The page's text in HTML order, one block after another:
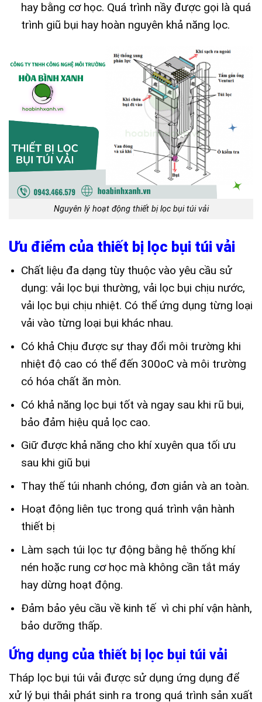
hay bằng cơ học. Quá trình nầy được gọi là quá
trình giũ bụi hay hoàn nguyên khả năng lọc.
Nguyên lý hoạt động thiết bị lọc bụi túi vải
Ưu điểm của thiết bị lọc bụi túi vải
Chất liệu đa dạng tùy thuộc vào yêu cầu sử
dụng: vải lọc bụi thường, vải lọc bụi chịu nước,
vải lọc bụi chịu nhiệt. Có thể ứng dụng từng loại
vải vào từng loại bụi khác nhau.
Có khả Chịu được sự thay đổi môi trường khi
nhiệt độ cao có thể đến 300oC và môi trường
có hóa chất ăn mòn.
Có khả năng lọc bụi tốt và ngay sau khi rũ bụi,
bảo đảm hiệu quả lọc cao.
Giữ được khả năng cho khí xuyên qua tối ưu
sau khi giũ bụi
Thay thế túi nhanh chóng, đơn giản và an toàn.
Hoạt động liên tục trong quá trình vận hành
thiết bị
Làm sạch túi lọc tự động bằng hệ thống khí
nén hoặc rung cơ học mà không cần tắt máy
hay dừng hoạt động.
Đảm bảo yêu cầu về kinh tế vì chi phí vận hành,
bảo dưỡng thấp.
Ứng dụng của thiết bị lọc bụi túi vải
Tháp lọc bụi túi vải được sử dụng ứng dụng để
xử lý bụi thải phát sinh ra trong quá trình sản xuất